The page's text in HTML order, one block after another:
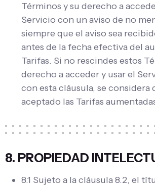
Términos y su derecho a
Servicio con un aviso de no
siempre que el aviso sea
antes de la fecha efectiva del
Tarifas. Si no rescindes estos
derecho a acceder y usar el
con esta cláusula, se considera
aceptado las Tarifas
8. PROPIEDAD
8.1 Sujeto a la cláusula 8.2, el